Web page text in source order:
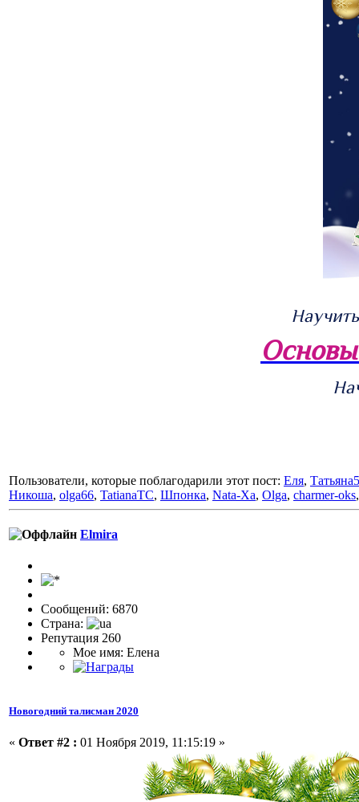
Пользователи, которые поблагодарили этот пост: Еля,
Никоша, olga66, TatianaTC, Шпонка, Nata-Xa, Olga, charmer-oks
Elmira
Сообщений: 6870
Страна:
Репутация 260
Мое имя: Елена
Новогодний талисман 2020
« Ответ #2 : 01 Ноября 2019, 11:15:19 »